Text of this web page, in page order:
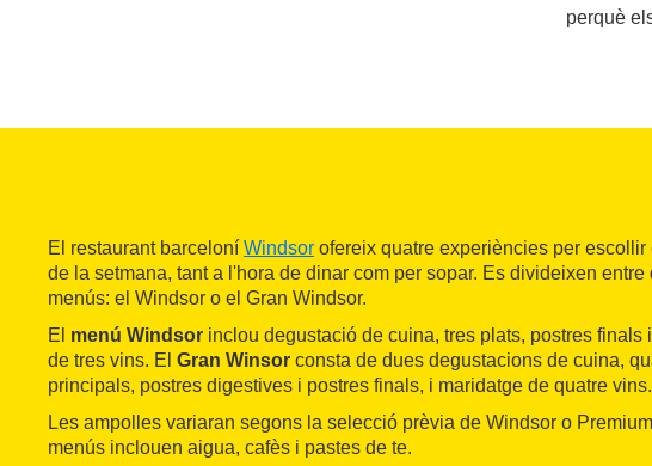
perquè
El restaurant barceloní Windsor ofereix quatre experiències per escollir
de la setmana, tant a l'hora de dinar com per sopar. Es divideixen entre
menús: el Windsor o el Gran Windsor.
El menú Windsor inclou degustació de cuina, tres plats, postres finals
de tres vins. El Gran Winsor consta de dues degustacions de cuina,
principals, postres digestives i postres finals, i maridatge de quatre vins.
Les ampolles variaran segons la selecció prèvia de Windsor o
menús inclouen aigua, cafès i pastes de te.